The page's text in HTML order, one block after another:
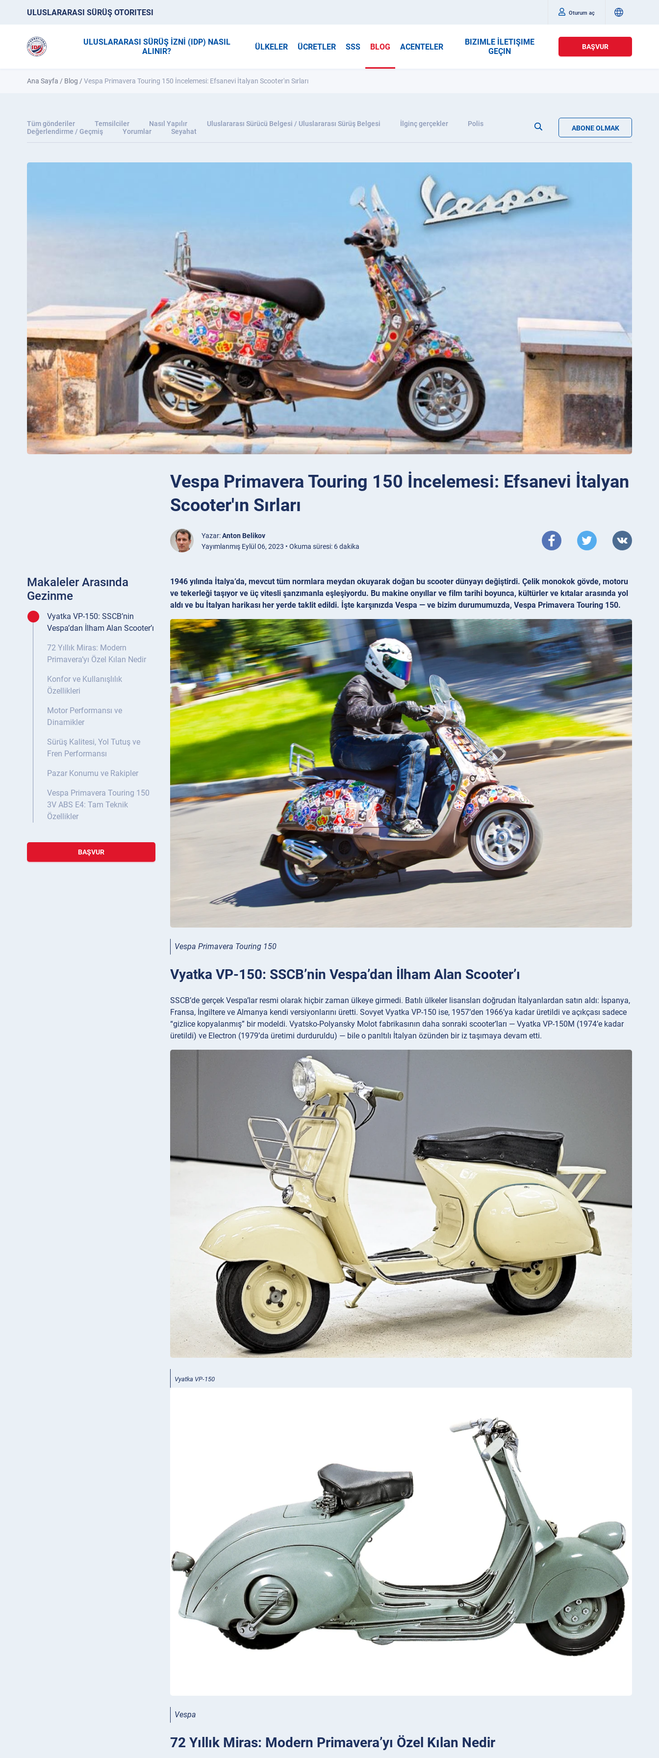
ULUSLARARASI SÜRÜŞ OTORITESI Oturum aç
ULUSLARARASI SÜRÜŞ İZNİ (IDP) NASIL
ALINIR?
ÜLKELER ÜCRETLER SSS BLOG ACENTELER
BIZIMLE İLETIŞIME
GEÇIN
BAŞVUR
Ana Sayfa / Blog /Vespa Primavera Touring 150 İncelemesi: Efsanevi İtalyan Scooter'ın Sırları
Tüm gönderiler Temsilciler Nasıl Yapılır Uluslararası Sürücü Belgesi / Uluslararası Sürüş Belgesi İlginç gerçekler
Polis
Değerlendirme / Geçmiş
Yorumlar Seyahat ABONE OLMAK
Vespa Primavera Touring 150 İncelemesi: Efsanevi İtalyan
Scooter'ın Sırları
Yazar:Anton Belikov
Yayımlanmış Eylül 06, 2023 • Okuma süresi: 6 dakika
Makaleler Arasında
Gezinme
Vyatka VP-150: SSCB’nin
Vespa’dan İlham Alan Scooter’ı
72 Yıllık Miras: Modern
Primavera’yı Özel Kılan Nedir
Konfor ve Kullanışlılık
Özellikleri
Motor Performansı ve
Dinamikler
Sürüş Kalitesi, Yol Tutuş ve
Fren Performansı
Pazar Konumu ve Rakipler
Vespa Primavera Touring 150
3V ABS E4: Tam Teknik
Özellikler
BAŞVUR
1946 yılında İtalya’da, mevcut tüm normlara meydan okuyarak doğan bu scooter dünyayı değiştirdi. Çelik monokok gövde, motoru
ve tekerleği taşıyor ve üç vitesli şanzımanla eşleşiyordu. Bu makine onyıllar ve film tarihi boyunca, kültürler ve kıtalar arasında yol
aldı ve bu İtalyan harikası her yerde taklit edildi. İşte karşınızda Vespa — ve bizim durumumuzda, Vespa Primavera Touring 150.
Vespa Primavera Touring 150
Vyatka VP-150: SSCB’nin Vespa’dan İlham Alan Scooter’ı
SSCB’de gerçek Vespa’lar resmi olarak hiçbir zaman ülkeye girmedi. Batılı ülkeler lisansları doğrudan İtalyanlardan satın aldı: İspanya,
Fransa, İngiltere ve Almanya kendi versiyonlarını üretti. Sovyet Vyatka VP-150 ise, 1957’den 1966’ya kadar üretildi ve açıkçası sadece
“gizlice kopyalanmış” bir modeldi. Vyatsko-Polyansky Molot fabrikasının daha sonraki scooter’ları — Vyatka VP-150M (1974’e kadar
üretildi) ve Electron (1979’da üretimi durduruldu) — bile o parıltılı İtalyan özünden bir iz taşımaya devam etti.
Vyatka VP-150
Vespa
72 Yıllık Miras: Modern Primavera’yı Özel Kılan Nedir